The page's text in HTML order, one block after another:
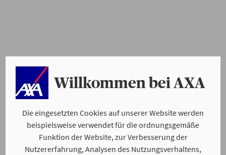
Willkommen bei AXA
Die eingesetzten Cookies auf unserer Website werden
beispielsweise verwendet für die ordnungsgemäße
Funktion der Website, zur Verbesserung der
Nutzererfahrung, Analysen des Nutzungsverhaltens,